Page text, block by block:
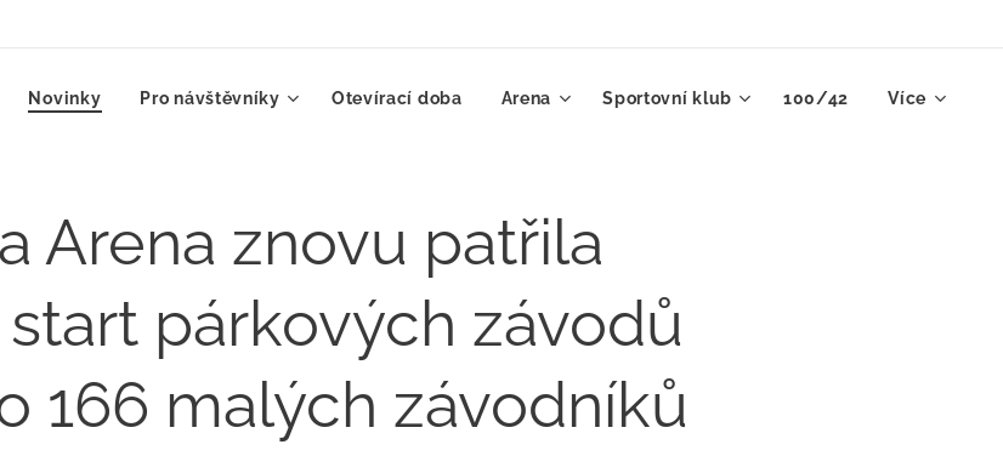
Novinky Pro návštěvníky Otevírací doba Arena Sportovní klub 100/42 Více
Arena znovu patřila
párkových závodů
166 malých závodníků